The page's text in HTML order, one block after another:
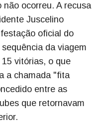
ocorreu. A recusa
Juscelino
oficial do
da viagem
vitórias, o que
a chamada "fita
entre as
que retornavam